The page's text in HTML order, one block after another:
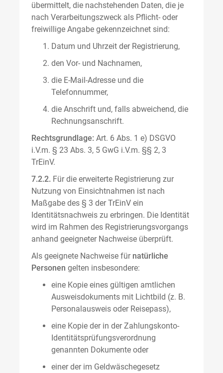
übermittelt, die nachstehenden Daten, die je
nach Verarbeitungszweck als Pflicht- oder
freiwillige Angabe gekennzeichnet sind:
Datum und Uhrzeit der Registrierung,
den Vor- und Nachnamen,
die E-Mail-Adresse und die
Telefonnummer,
die Anschrift und, falls abweichend, die
Rechnungsanschrift.
Rechtsgrundlage: Art. 6 Abs. 1 e) DSGVO
i.V.m. § 23 Abs. 3, 5 GwG i.V.m. §§ 2, 3
TrEinV.
7.2.2. Für die erweiterte Registrierung zur
Nutzung von Einsichtnahmen ist nach
Maßgabe des § 3 der TrEinV ein
Identitätsnachweis zu erbringen. Die Identität
wird im Rahmen des Registrierungsvorgangs
anhand geeigneter Nachweise überprüft.
Als geeignete Nachweise für natürliche
Personen gelten insbesondere:
eine Kopie eines gültigen amtlichen
Ausweisdokuments mit Lichtbild (z. B.
Personalausweis oder Reisepass),
eine Kopie der in der Zahlungskonto-
Identitätsprüfungsverordnung
genannten Dokumente oder
einer der im Geldwäschegesetz